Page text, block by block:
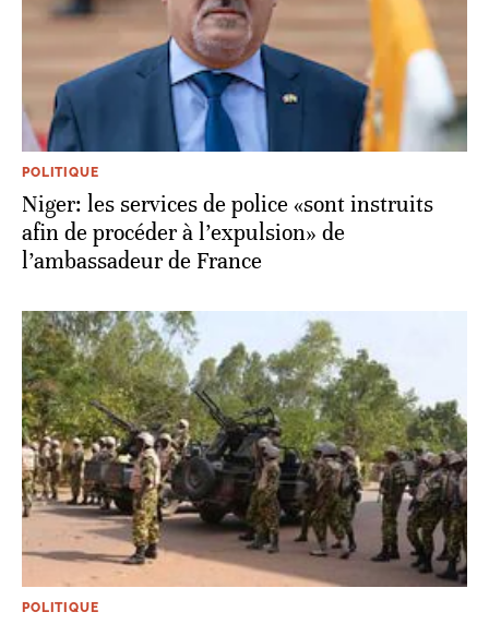
POLITIQUE
Niger: les services de police «sont instruits
afin de procéder à l’expulsion» de
l’ambassadeur de France
POLITIQUE